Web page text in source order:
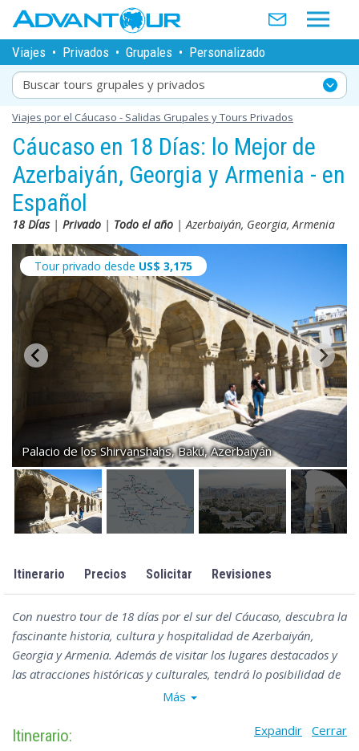
Viajes • Privados • Grupales • Personalizado
Buscar tours grupales y privados
Viajes por el Cáucaso - Salidas Grupales y Tours Privados
Cáucaso en 18 Días: lo Mejor de
Azerbaiyán, Georgia y Armenia - en
Español
18 Días| Privado | Todo el año | Azerbaiyán, Georgia, Armenia
Tour privado desde US$ 3,175
Palacio de los Shirvanshahs, Bakú, Azerbaiyán
Itinerario Precios Solicitar Revisiones
Con nuestro tour de 18 días por el sur del Cáucaso, descubra la
fascinante historia, cultura y hospitalidad de Azerbaiyán,
Georgia y Armenia. Además de visitar los lugares destacados y
las atracciones históricas y culturales, tendrá lo posibilidad de
explorar algunos de los rincones más inusuales y maravillosos
Humanidad UNESCO y tres capitales nacionales. Al recorrer los
Más
Itinerario: Expandir Cerrar